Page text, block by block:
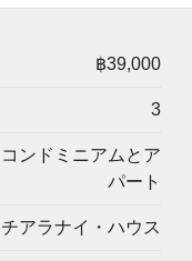
฿39,000
3
コンドミニアムとア
パート
チアラナイ・ハウス